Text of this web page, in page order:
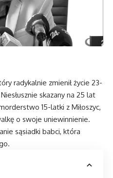
radykalnie zmienił życie 23-
skazany na 25 lat
15-latki z Miłoszyc,
o swoje uniewinnienie.
sąsiadki babci, która